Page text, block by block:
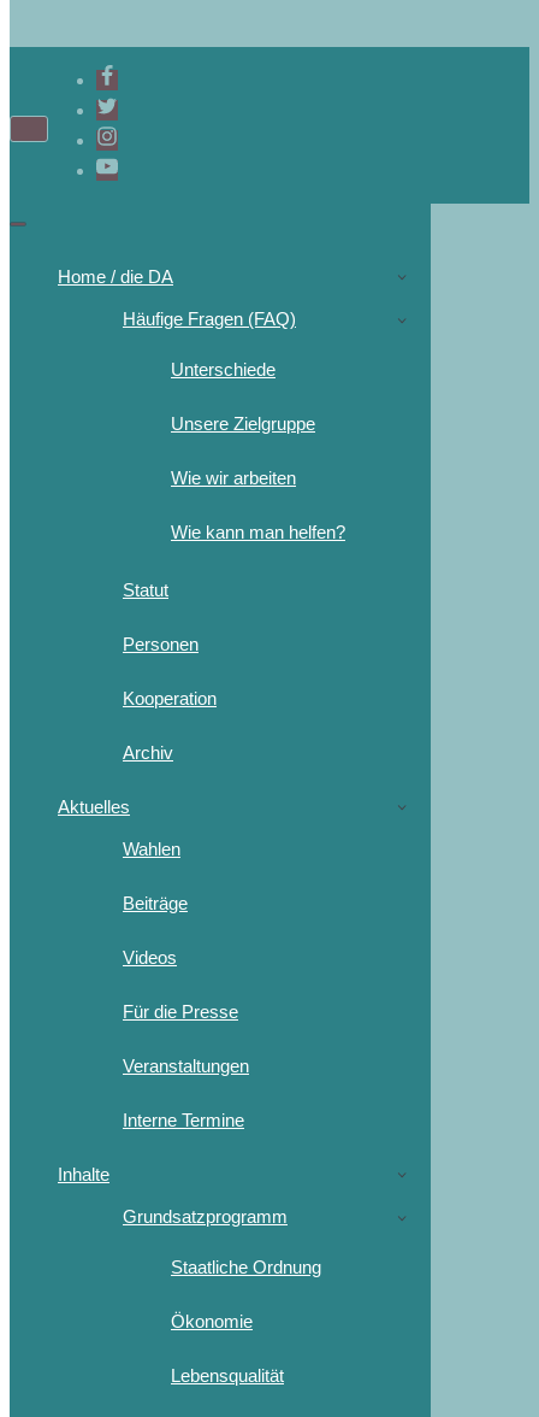
Home / die DA
Häufige Fragen (FAQ)
Unterschiede
Unsere Zielgruppe
Wie wir arbeiten
Wie kann man helfen?
Statut
Personen
Kooperation
Archiv
Aktuelles
Wahlen
Beiträge
Videos
Für die Presse
Veranstaltungen
Interne Termine
Inhalte
Grundsatzprogramm
Staatliche Ordnung
Ökonomie
Lebensqualität